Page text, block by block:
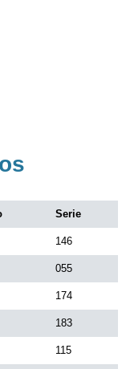
Serie
146
055
174
183
115